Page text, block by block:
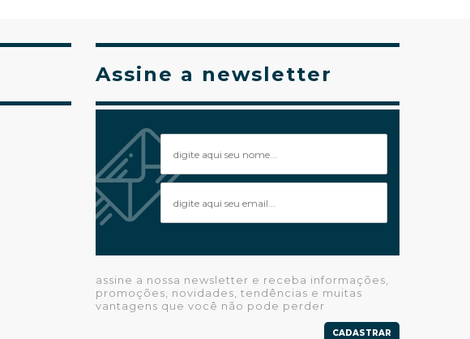
Assine a newsletter
assine a nossa newsletter e receba informações,
promoções, novidades, tendências e muitas
vantagens que você não pode perder
CADASTRAR